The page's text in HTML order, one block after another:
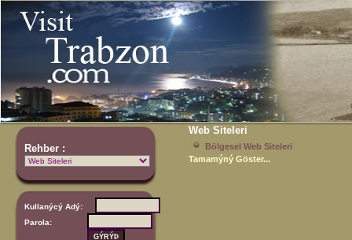
Rehber :
Web Siteleri
Bölgesel Web Siteleri
Tamamýný Göster...
Kullanýcý Adý:
Parola: